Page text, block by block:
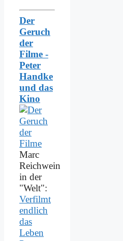
Der
Geruch
der
Filme -
Peter
Handke
und das
Kino
Marc
Reichwein
in der
"Welt":
Verfilmt
endlich
das
Leben